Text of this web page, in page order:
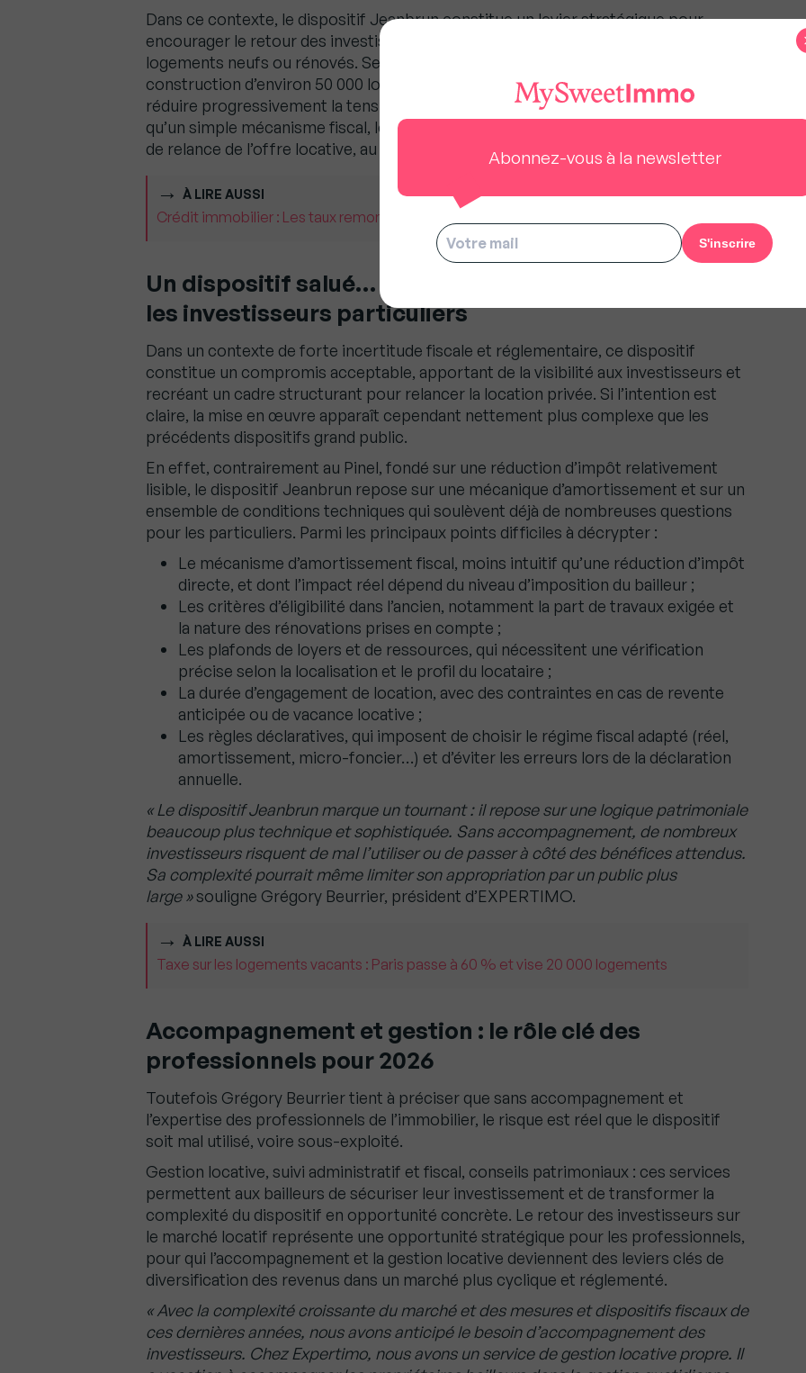
Dans ce contexte, le dispositif Jeanbrun constitue un levier stratégique pour
encourager le retour des investisseurs privés et stimuler la production de
logements neufs ou rénovés. Selon le gouvernement, il pourrait permettre la
construction d’environ 50 000 logements supplémentaires par an, contribuant à
réduire progressivement la tension locative dans les zones les plus tendues. Plus
qu’un simple mécanisme fiscal, le Jeanbrun s’inscrit dans une dynamique concrète
de relance de l’offre locative, au bénéfice des bailleurs comme des locataires.
À LIRE AUSSI
Crédit immobilier : Les taux remontent à 3,30 % en juillet 2026
Un dispositif salué… mais encore très technique pour
les investisseurs particuliers
Dans un contexte de forte incertitude fiscale et réglementaire, ce dispositif
constitue un compromis acceptable, apportant de la visibilité aux investisseurs et
recréant un cadre structurant pour relancer la location privée. Si l’intention est
claire, la mise en œuvre apparaît cependant nettement plus complexe que les
précédents dispositifs grand public.
En effet, contrairement au Pinel, fondé sur une réduction d’impôt relativement
lisible, le dispositif Jeanbrun repose sur une mécanique d’amortissement et sur un
ensemble de conditions techniques qui soulèvent déjà de nombreuses questions
pour les particuliers. Parmi les principaux points difficiles à décrypter :
Le mécanisme d’amortissement fiscal, moins intuitif qu’une réduction d’impôt
directe, et dont l’impact réel dépend du niveau d’imposition du bailleur ;
Les critères d’éligibilité dans l’ancien, notamment la part de travaux exigée et
la nature des rénovations prises en compte ;
Les plafonds de loyers et de ressources, qui nécessitent une vérification
précise selon la localisation et le profil du locataire ;
La durée d’engagement de location, avec des contraintes en cas de revente
anticipée ou de vacance locative ;
Les règles déclaratives, qui imposent de choisir le régime fiscal adapté (réel,
amortissement, micro-foncier…) et d’éviter les erreurs lors de la déclaration
annuelle.
« Le dispositif Jeanbrun marque un tournant : il repose sur une logique patrimoniale
beaucoup plus technique et sophistiquée. Sans accompagnement, de nombreux
investisseurs risquent de mal l’utiliser ou de passer à côté des bénéfices attendus.
Sa complexité pourrait même limiter son appropriation par un public plus
large »souligne Grégory Beurrier, président d’EXPERTIMO.
À LIRE AUSSI
Taxe sur les logements vacants : Paris passe à 60 % et vise 20 000 logements
Accompagnement et gestion : le rôle clé des
professionnels pour 2026
Toutefois Grégory Beurrier tient à préciser que sans accompagnement et
l’expertise des professionnels de l’immobilier, le risque est réel que le dispositif
soit mal utilisé, voire sous-exploité.
Gestion locative, suivi administratif et fiscal, conseils patrimoniaux : ces services
permettent aux bailleurs de sécuriser leur investissement et de transformer la
complexité du dispositif en opportunité concrète. Le retour des investisseurs sur
le marché locatif représente une opportunité stratégique pour les professionnels,
pour qui l’accompagnement et la gestion locative deviennent des leviers clés de
diversification des revenus dans un marché plus cyclique et réglementé.
« Avec la complexité croissante du marché et des mesures et dispositifs fiscaux de
ces dernières années, nous avons anticipé le besoin d’accompagnement des
investisseurs. Chez Expertimo, nous avons un service de gestion locative propre. Il
Abonnez-vous à la newsletter